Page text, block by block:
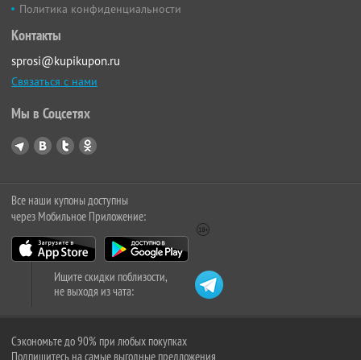
Политика конфиденциальности
Контакты
sprosi@kupikupon.ru
Связаться с нами
Мы в Соцсетях
Все наши купоны доступны
через Мобильное Приложение:
Ищите скидки поблизости,
не выходя из чата:
Сэкономьте до 90% при любых покупках
Подпишитесь на самые выгодные предложения